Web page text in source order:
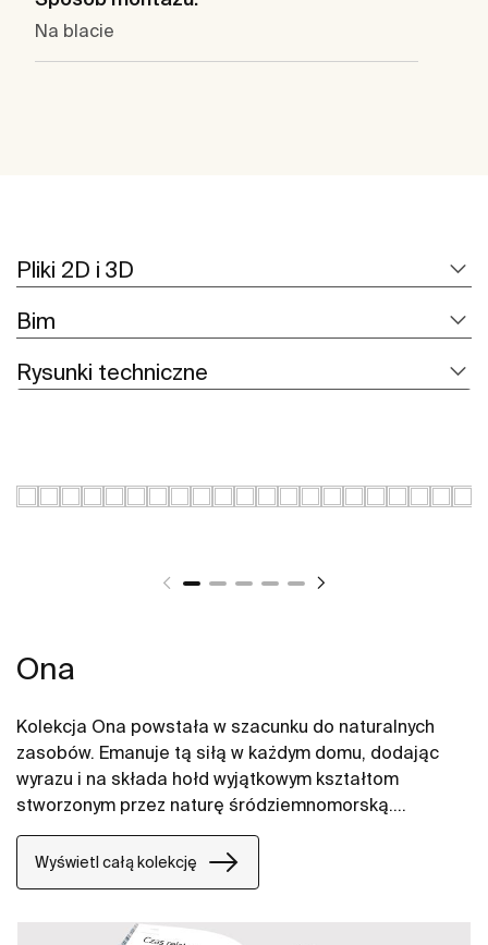
Na blacie
Pliki 2D i 3D
Bim
Rysunki techniczne
Ona
Kolekcja Ona powstała w szacunku do naturalnych
zasobów. Emanuje tą siłą w każdym domu, dodając
wyrazu i na składa hołd wyjątkowym kształtom
stworzonym przez naturę śródziemnomorską.
Funkcjonalna, ale nie chłodna w swoim wyrazie,
oszczędna, a jednak nieodłącznie ciepła jak
środowisko naturalne, stworzona przez tych, którzy
Wyświetl całą kolekcję